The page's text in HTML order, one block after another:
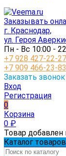
Заказывать
г. Краснодар,
ул. Героя
Пн - Вс 10:00 -
+7 928 427-22-27
+7 909 466-23-83
Заказать звонок
Вход
Регистрация
0
Корзина
0 ₽
Товар добавлен
Каталог товаров